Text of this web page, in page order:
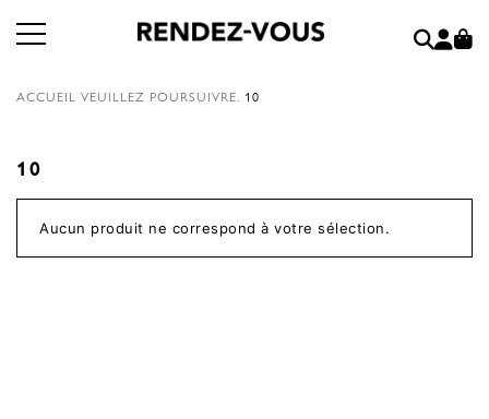
ACCUEIL VEUILLEZ POURSUIVRE. 10
10
Aucun produit ne correspond à votre sélection.